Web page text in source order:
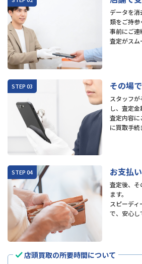
データを
類をご持参
事前にご連
査定がスム
その場
スタッフ
し、査定金
査定内容に
に買取手続
お支払い
査定後、そ
ます。
スピーデ
で、安心し
店頭買取の所要時間について